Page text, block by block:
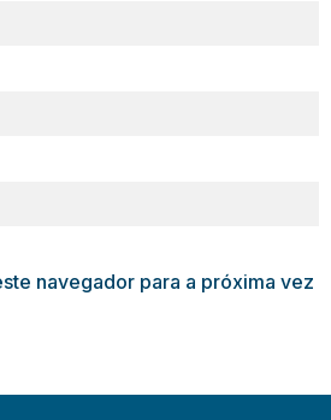
navegador para a próxima vez